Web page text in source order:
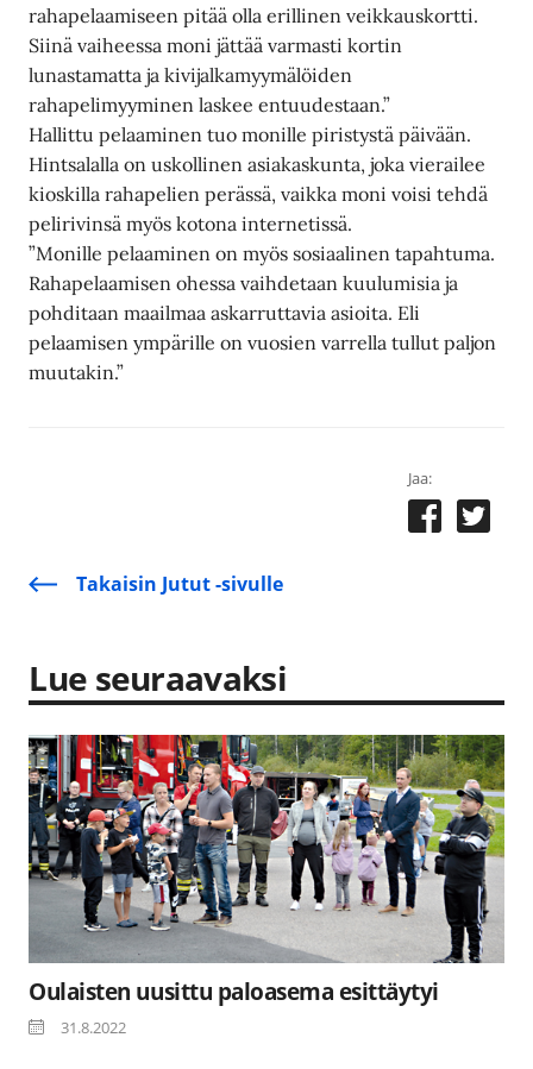
rahapelaamiseen pitää olla erillinen veikkauskortti.
Siinä vaiheessa moni jättää varmasti kortin
lunastamatta ja kivijalkamyymälöiden
rahapelimyyminen laskee entuudestaan.”
Hallittu pelaaminen tuo monille piristystä päivään.
Hintsalalla on uskollinen asiakaskunta, joka vierailee
kioskilla rahapelien perässä, vaikka moni voisi tehdä
pelirivinsä myös kotona internetissä.
”Monille pelaaminen on myös sosiaalinen tapahtuma.
Rahapelaamisen ohessa vaihdetaan kuulumisia ja
pohditaan maailmaa askarruttavia asioita. Eli
pelaamisen ympärille on vuosien varrella tullut paljon
muutakin.”
Jaa:
Takaisin Jutut -sivulle
Lue seuraavaksi
Oulaisten uusittu paloasema esittäytyi
31.8.2022